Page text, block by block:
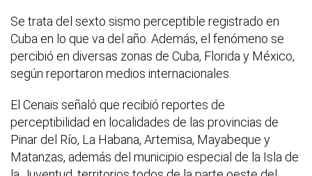
Se trata del sexto sismo perceptible registrado en
Cuba en lo que va del año. Además, el fenómeno se
percibió en diversas zonas de Cuba, Florida y México,
según reportaron medios internacionales.
El Cenais señaló que recibió reportes de
perceptibilidad en localidades de las provincias de
Pinar del Río, La Habana, Artemisa, Mayabeque y
Matanzas, además del municipio especial de la Isla de